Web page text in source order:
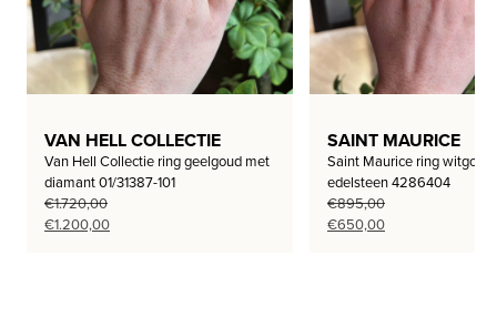
VAN HELL COLLECTIE
Van Hell Collectie ring geelgoud met
diamant 01/31387-101
€1.720,00
Oorspronkelijke
€1.200,00Huidige
SAINT MAURICE
Saint Maurice ring witgoud
edelsteen 4286404
€895,00
Oorspronkelijke
€650,00Huidige